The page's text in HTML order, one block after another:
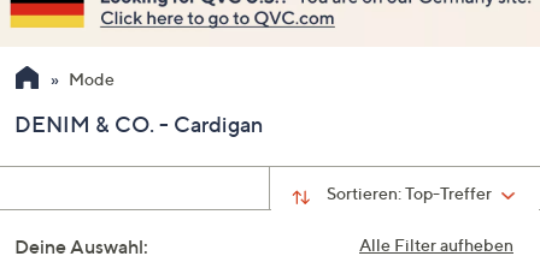
sind,
verwenden
Sie
Pfeiltasten
nach
und
nach
Mode
DENIM & CO. - Cardigan
Sortieren:Top-Treffer
Alle Filter aufheben
Deine Auswahl: